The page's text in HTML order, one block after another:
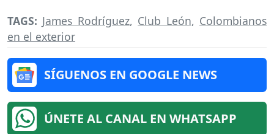
TAGS: James Rodríguez, Club León, Colombianos
en el exterior
SÍGUENOS EN GOOGLE NEWS
ÚNETE AL CANAL EN WHATSAPP